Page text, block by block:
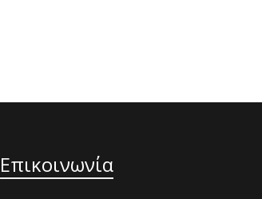
Επικοινωνία